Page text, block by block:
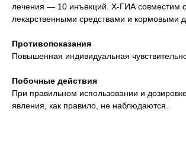
лечения — 10 инъекций. Х-ГИА совместим
лекарственными средствами и кормовыми
Противопоказания
Повышенная индивидуальная
Побочные действия
При правильном использовании и
явления, как правило, не наблюдаются.